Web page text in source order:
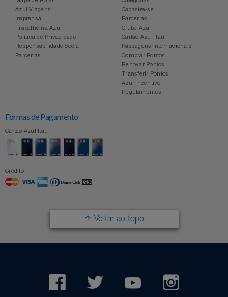
Azul Viagens
Imprensa
Trabalhe na Azul
Política de Privacidade
Responsabilidade Social
Parcerias
Cadastre-se
Parcerias
Clube Azul
Cartão Azul Itaú
Passagens Internacionais
Comprar Pontos
Renovar Pontos
Transferir Pontos
Azul Incentivo
Regulamentos
Formas de Pagamento
Cartão Azul Itaú
Crédito
Voltar ao topo